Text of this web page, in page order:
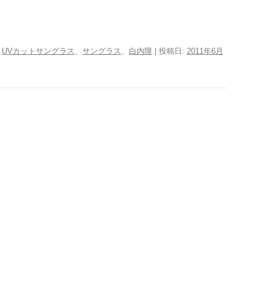
UVカットサングラス 、 サングラス 、 白内障 | 投稿日: 2011年6月